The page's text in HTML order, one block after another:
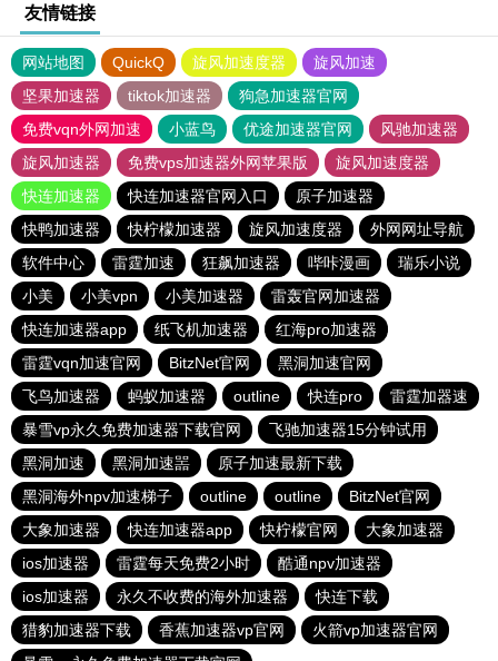
友情链接
网站地图 QuickQ 旋风加速度器
旋风加速
坚果加速器
tiktok加速器
狗急加速器官网
免费vqn外网加速
小蓝鸟 优途加速器官网
风驰加速器
旋风加速器
免费vps加速器外网苹果版
旋风加速度器
快连加速器
快连加速器官网入口
原子加速器
快鸭加速器
快柠檬加速器 旋风加速度器
外网网址导航
软件中心
雷霆加速 狂飙加速器 哔咔漫画
瑞乐小说
小美
小美vpn 小美加速器
雷轰官网加速器
快连加速器app
纸飞机加速器
红海pro加速器
雷霆vqn加速官网
BitzNet官网
黑洞加速官网
飞鸟加速器
蚂蚁加速器 outline 快连pro
雷霆加器速
暴雪vp永久免费加速器下载官网
飞驰加速器15分钟试用
黑洞加速
黑洞加速噐
原子加速最新下载
黑洞海外npv加速梯子
outline outline
BitzNet官网
大象加速器
快连加速器app 快柠檬官网
大象加速器
ios加速器
雷霆每天免费2小时
酷通npv加速器
ios加速器
永久不收费的海外加速器
快连下载
猎豹加速器下载
香蕉加速器vp官网
火箭vp加速器官网